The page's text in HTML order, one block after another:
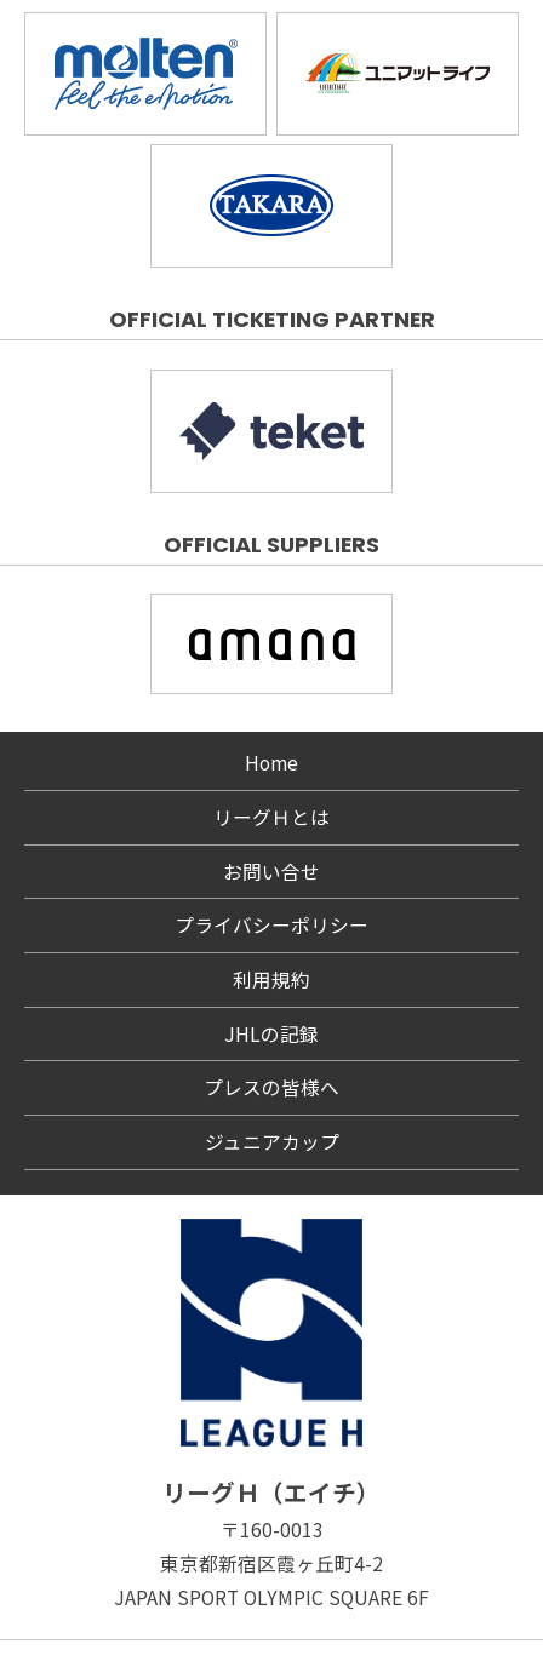
OFFICIAL TICKETING PARTNER
OFFICIAL SUPPLIERS
Home
リーグＨとは
お問い合せ
プライバシーポリシー
利用規約
JHLの記録
プレスの皆様へ
ジュニアカップ
リーグＨ（エイチ）
〒160-0013
東京都新宿区霞ヶ丘町4-2
JAPAN SPORT OLYMPIC SQUARE 6F